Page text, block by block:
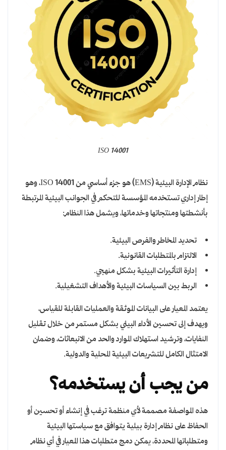
ISO 14001
نظام الإدارة البيئية (EMS) هو جزء أساسي من ISO 14001، وهو
إطار إداري تستخدمه المؤسسة للتحكم في الجوانب البيئية المرتبطة
بأنشطتها ومنتجاتها وخدماتها، ويشمل هذا النظام:
تحديد المخاطر والفرص البيئية.
الالتزام بالمتطلبات القانونية.
إدارة التأثيرات البيئية بشكل منهجي.
الربط بين السياسات البيئية والأهداف التشغيلية.
يعتمد المعيار على البيانات الموثقة والعمليات القابلة للقياس،
ويهدف إلى تحسين الأداء البيئي بشكل مستمر من خلال تقليل
النفايات، وترشيد استهلاك الموارد والحد من الانبعاثات، وضمان
الامتثال الكامل للتشريعات البيئية المحلية والدولية.
من يجب أن يستخدمه؟
هذه المواصفة مصممة لأي منظمة ترغب في إنشاء أو تحسين أو
الحفاظ على نظام إدارة بيئية يتوافق مع سياستها البيئية
ومتطلباتها المحددة، يمكن دمج متطلبات هذا المعيار في أي نظام